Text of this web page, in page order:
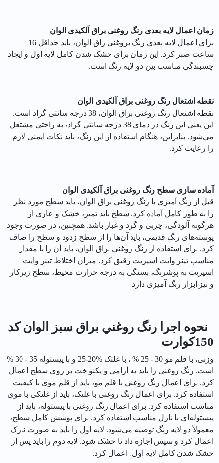
زمان اعمال لایه بعدی رنگ روغنی براق آلکیدی الوان
برای اعمال لایه بعدی رنگ بروغنی راق الوان، باید حداقل 16
ساعت صبر کرد. این زمان برای خشک شدن کامل لایه اول و ایجاد
چسبندگی مناسب بین دو لایه رنگ است.
نقطه اشتعال رنگ روغنی براق آلکیدی الوان
نقطه اشتعال رنگ روغنی براق الوان، 38 درجه سانتی گراد است.
این یعنی این رنگ در دمای 38 درجه سانتی گراد، به راحتی مشتعل
می‌شود. بنابراین، هنگام استفاده از این رنگ، باید نکات ایمنی لازم
را رعایت کرد.
آماده سازی سطح رنگ روغنی براق آلکیدی الوان
قبل از رنگ آمیزی با رنگ روغنی براق الوان، باید سطح مورد نظر
را به طور کامل آماده کرد. سطح باید تمیز، خشک و عاری از
هرگونه آلودگی، چربی و گرد و غبار باشد. همچنین، در صورت وجود
پوسته‌های رنگ قدیمی، باید آن‌ها را از سطح زدود و سطح را صاف
کرد. برای استفاده از رنگ روغنی براق الوان، باید آن را با مقدار
مناسب تینر وایت اسپریت رقیق کرد. میزان اختلاط تینر وایت
اسپریت به پوشرنگ، بستگی به درجه حرارت محیط، سطح زیرکار
و نیز ابزار رنگ آمیزی دارد.
نحوه اجرا رنگ روغني براق سبز الوان کد
150كوارت
وزنی، با قلم مو 30 - 25 % ، با غلتک %20-25 و با پیستوله 35 - 30 %
است. رنگ روغنی را باید به آرامی و یکنواخت بر روی سطح اعمال
کرد. برای اعمال رنگ روغنی با قلم مو، باید از قلم موی با کیفیت
استفاده کرد. برای اعمال رنگ روغنی با غلتک، باید از غلتکی با موی
مناسب استفاده کرد. برای اعمال رنگ روغنی با پیستوله، باید از
پیستوله‌ای با نازل مناسب استفاده کرد. برای پوشش کامل سطح،
معمولاً دو لایه رنگ توصیه می‌شود. لایه اول را باید به صورت نازک
اعمال کرد و سپس اجازه داد تا خشک شود. لایه دوم را باید پس از
خشک شدن کامل لایه اول، اعمال کرد.